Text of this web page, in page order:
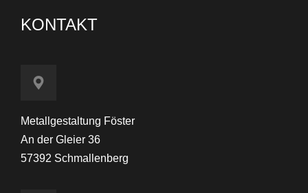
KONTAKT
Metallgestaltung Föster
An der Gleier 36
57392 Schmallenberg